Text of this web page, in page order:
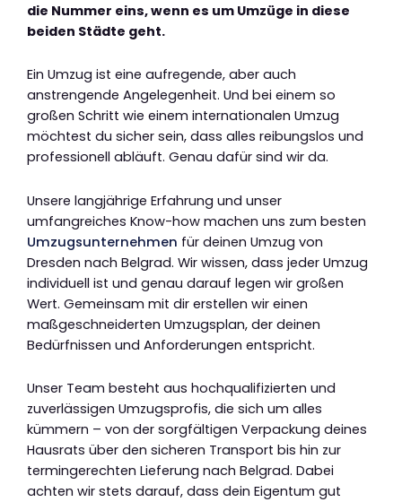
die Nummer eins, wenn es um Umzüge in diese
beiden Städte geht.
Ein Umzug ist eine aufregende, aber auch
anstrengende Angelegenheit. Und bei einem so
großen Schritt wie einem internationalen Umzug
möchtest du sicher sein, dass alles reibungslos und
professionell abläuft. Genau dafür sind wir da.
Unsere langjährige Erfahrung und unser
umfangreiches Know-how machen uns zum besten
Umzugsunternehmen für deinen Umzug von
Dresden nach Belgrad. Wir wissen, dass jeder Umzug
individuell ist und genau darauf legen wir großen
Wert. Gemeinsam mit dir erstellen wir einen
maßgeschneiderten Umzugsplan, der deinen
Bedürfnissen und Anforderungen entspricht.
Unser Team besteht aus hochqualifizierten und
zuverlässigen Umzugsprofis, die sich um alles
kümmern – von der sorgfältigen Verpackung deines
Hausrats über den sicheren Transport bis hin zur
termingerechten Lieferung nach Belgrad. Dabei
achten wir stets darauf, dass dein Eigentum gut